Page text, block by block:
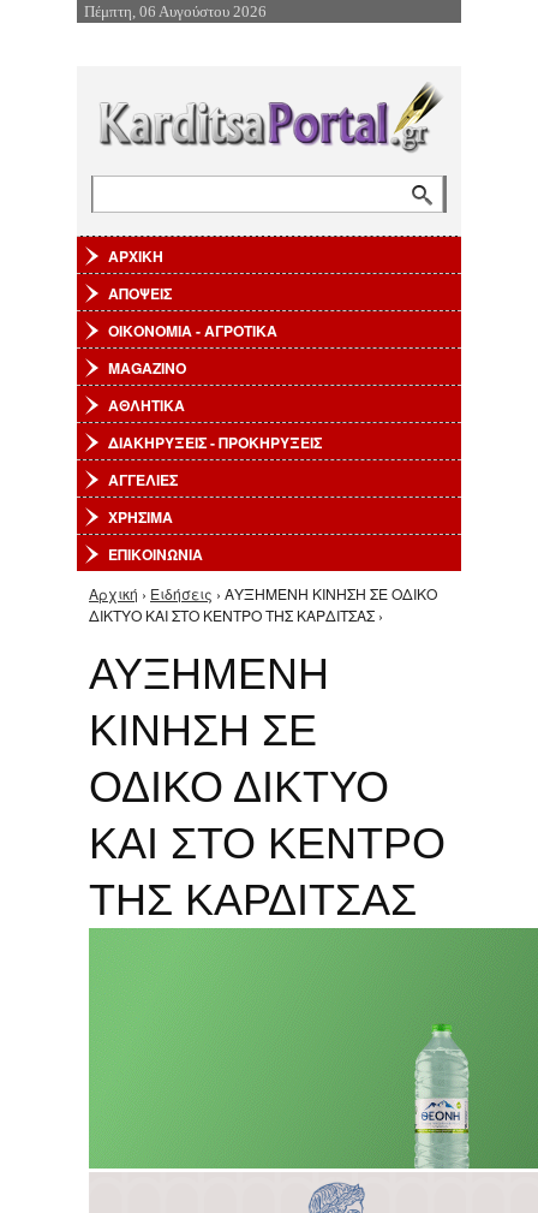
Επιστροφή στην Πλοήγηση
Πέμπτη, 06 Αυγούστου 2026
ΑΡΧΙΚΗ
ΑΠΟΨΕΙΣ
ΟΙΚΟΝΟΜΙΑ - ΑΓΡΟΤΙΚΑ
MAGAZINO
ΑΘΛΗΤΙΚΑ
ΔΙΑΚΗΡΥΞΕΙΣ - ΠΡΟΚΗΡΥΞΕΙΣ
ΑΓΓΕΛΙΕΣ
ΧΡΗΣΙΜΑ
ΕΠΙΚΟΙΝΩΝΙΑ
Είστε εδώ
Αρχική › Ειδήσεις › ΑΥΞΗΜΕΝΗ ΚΙΝΗΣΗ ΣΕ ΟΔΙΚΟ
ΔΙΚΤΥΟ ΚΑΙ ΣΤΟ ΚΕΝΤΡΟ ΤΗΣ ΚΑΡΔΙΤΣΑΣ ›
ΑΥΞΗΜΕΝΗ
ΚΙΝΗΣΗ ΣΕ
ΟΔΙΚΟ ΔΙΚΤΥΟ
ΚΑΙ ΣΤΟ ΚΕΝΤΡΟ
ΤΗΣ ΚΑΡΔΙΤΣΑΣ